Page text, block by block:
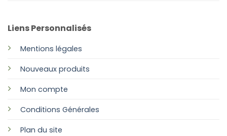
Liens Personnalisés
Mentions légales
Nouveaux produits
Mon compte
Conditions Générales
Plan du site